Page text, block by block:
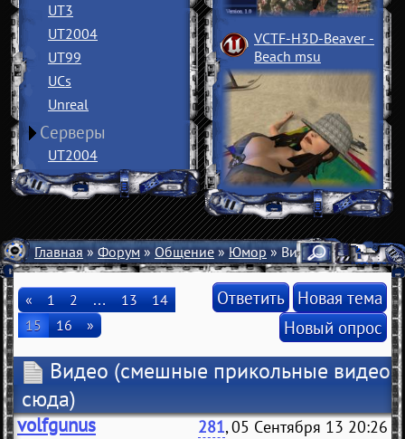
UT3
UT2004
UT99
UCs
Unreal
Серверы
UT2004
VCTF-H3D-Beaver ­
Beach msu
Главная»Форум»Общение»Юмор» Видео
« 1 2 … 13
14
15
16 »
Ответить Новая тема
Новый опрос
Видео (смешные прикольные видео
сюда)
volfgunus 281, 05 Сентября 13 20:26